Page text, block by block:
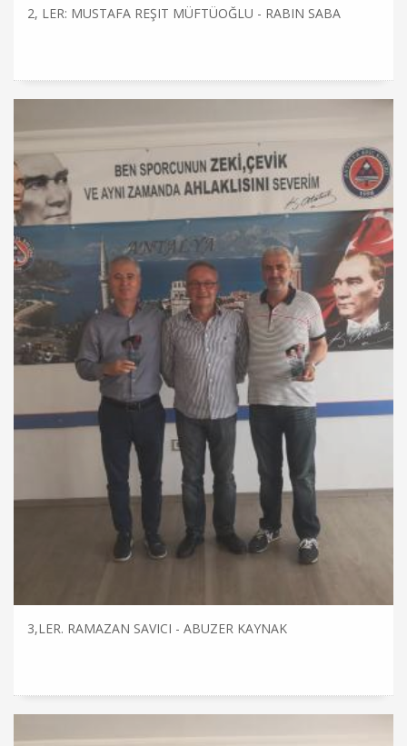
2, LER: MUSTAFA REŞIT MÜFTÜOĞLU - RABIN SABA
3,LER. RAMAZAN SAVICI - ABUZER KAYNAK